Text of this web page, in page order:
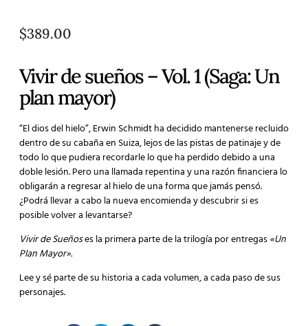
$389.00
Vivir de sueños – Vol. 1 (Saga: Un
plan mayor)
“El dios del hielo”, Erwin Schmidt ha decidido mantenerse recluido
dentro de su cabaña en Suiza, lejos de las pistas de patinaje y de
todo lo que pudiera recordarle lo que ha perdido debido a una
doble lesión. Pero una llamada repentina y una razón financiera lo
obligarán a regresar al hielo de una forma que jamás pensó.
¿Podrá llevar a cabo la nueva encomienda y descubrir si es
posible volver a levantarse?
Vivir de Sueñoses la primera parte de la trilogía por entregas«Un
Plan Mayor».
Lee y sé parte de su historia a cada volumen, a cada paso de sus
personajes.